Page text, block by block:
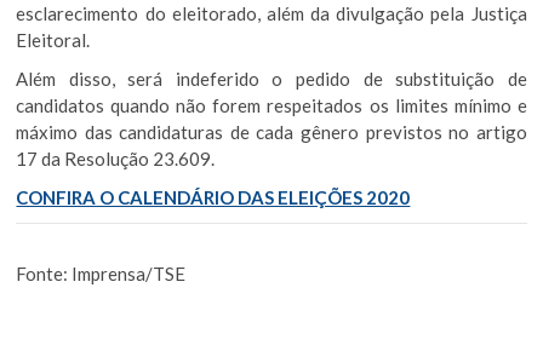
esclarecimento do eleitorado, além da divulgação pela Justiça
Eleitoral.
Além disso, será indeferido o pedido de substituição de
candidatos quando não forem respeitados os limites mínimo e
máximo das candidaturas de cada gênero previstos no artigo
17 da Resolução 23.609.
CONFIRA O CALENDÁRIO DAS ELEIÇÕES 2020
Fonte: Imprensa/TSE